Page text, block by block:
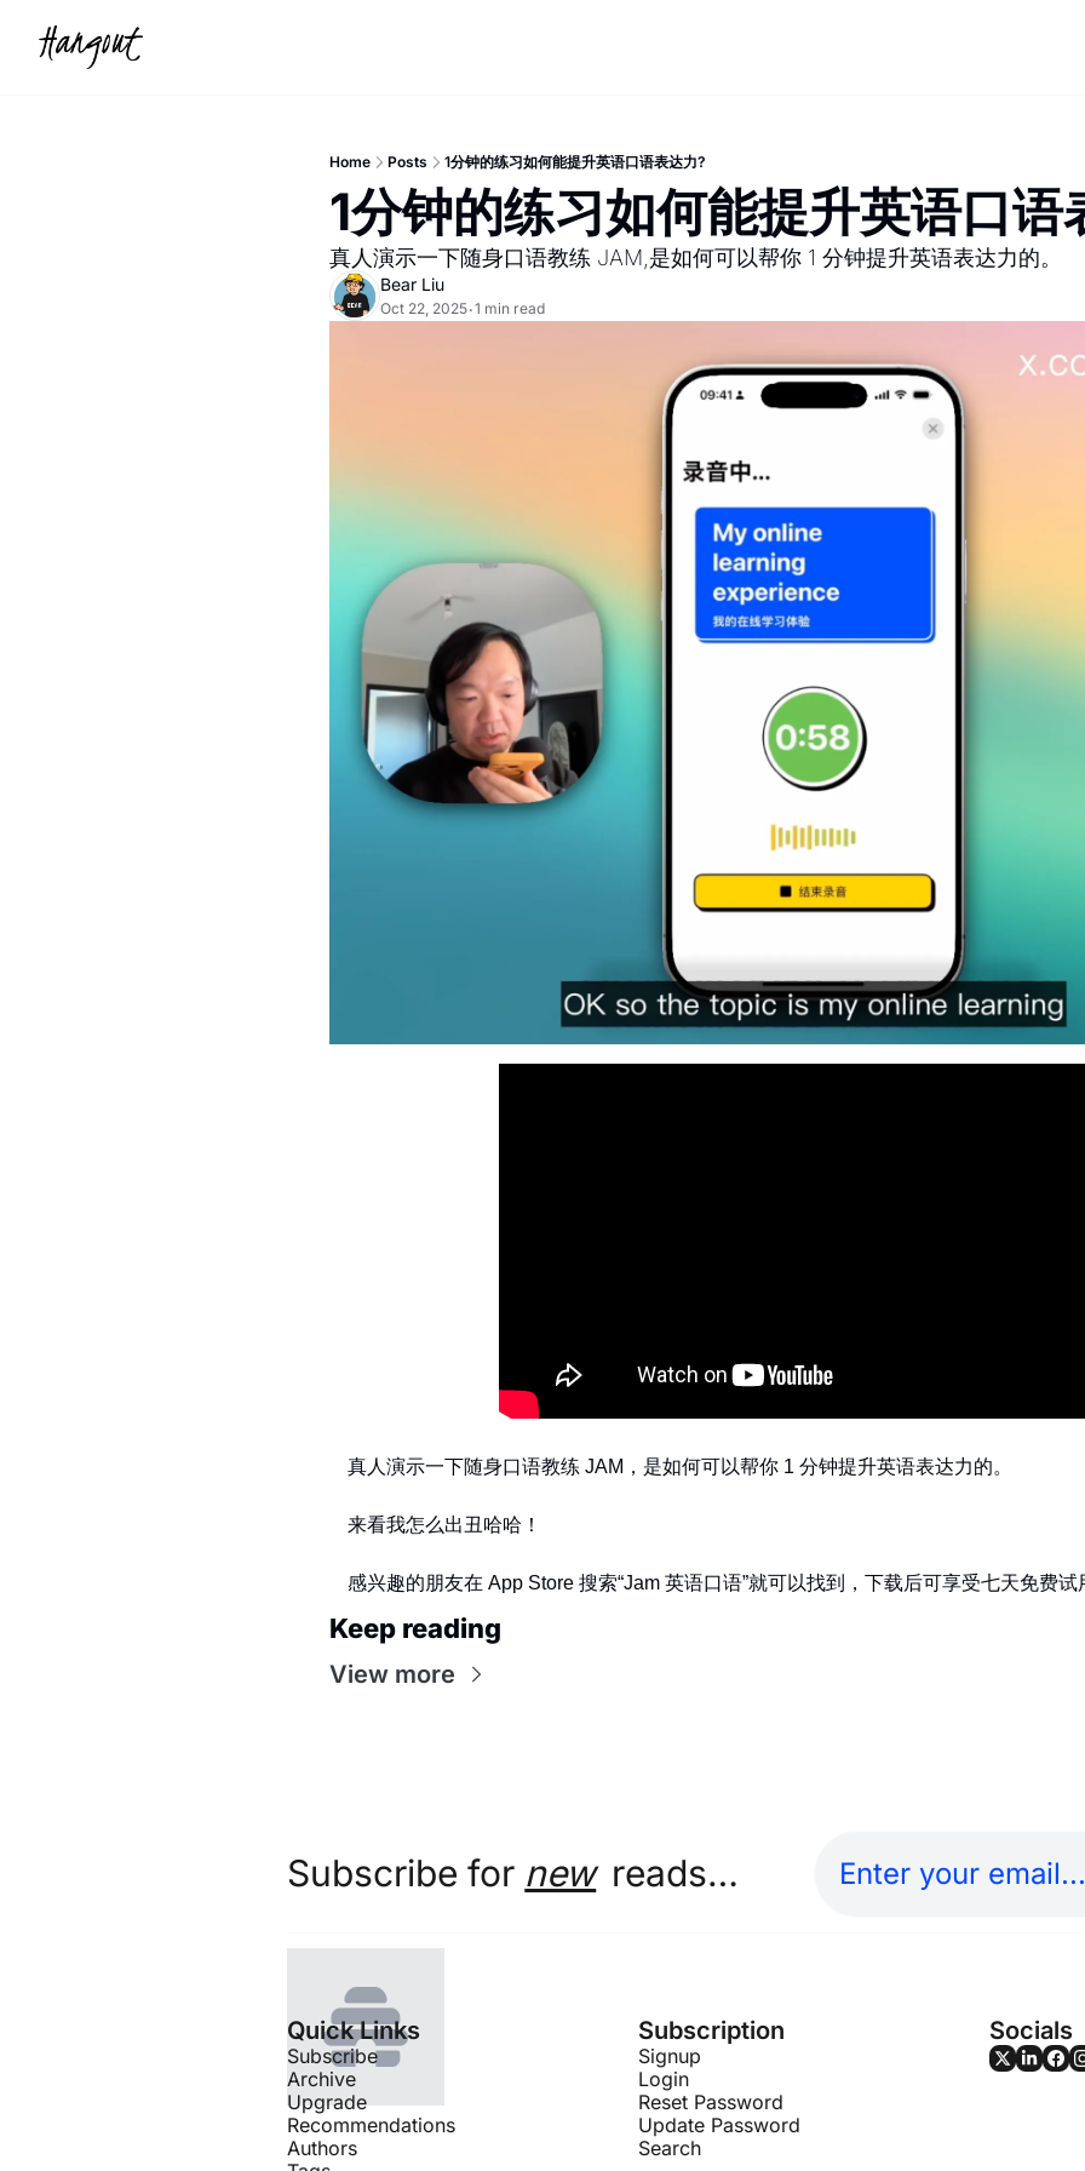
Home Posts 1分钟的练习如何能提升英语口语表达力?
1分钟的练习如何能提升英语口语
真人演示一下随身口语教练 JAM,是如何可以帮你 1 分钟提升英语表达力的。
Bear Liu
Oct 22, 2025•1 min read
真人演示一下随身口语教练 JAM，是如何可以帮你 1 分钟提升英语表达力的。
来看我怎么出丑哈哈！
感兴趣的朋友在 App Store 搜索“Jam 英语口语”就可以找到，下载后可享受七天免费试
Keep reading
View more
Subscribe for new reads…
Quick Links
Subscribe
Archive
Upgrade
Recommendations
Authors
Subscription
Signup
Login
Reset Password
Update Password
Search
Socials